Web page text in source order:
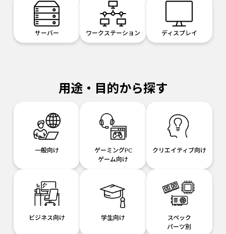
サーバー ワークステーション ディスプレイ
用途・目的から探す
一般向け
ゲーミングPC
ゲーム向け
クリエイティブ向け
ビジネス向け 学生向け
スペック
パーツ別